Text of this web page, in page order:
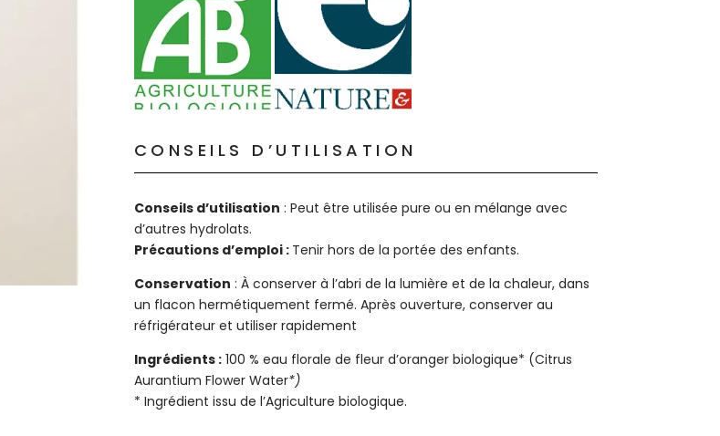
CONSEILS D’UTILISATION
Conseils d’utilisation : Peut être utilisée pure ou en mélange avec
d’autres hydrolats.
Précautions d’emploi : Tenir hors de la portée des enfants.
Conservation : À conserver à l’abri de la lumière et de la chaleur, dans
un flacon hermétiquement fermé. Après ouverture, conserver au
réfrigérateur et utiliser rapidement
Ingrédients :100 % eau florale de fleur d’oranger biologique* (Citrus
Aurantium Flower Water*)
* Ingrédient issu de l’Agriculture biologique.